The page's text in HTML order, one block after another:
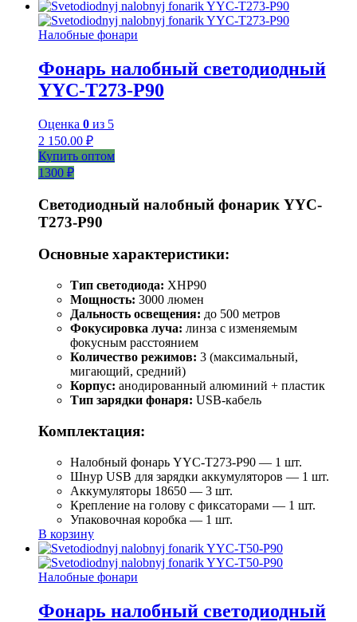
Налобные фонари
Фонарь налобный светодиодный
YYC-T273-P90
Оценка 0 из 5
2 150.00 ₽
Купить оптом
1300 ₽
Светодиодный налобный фонарик YYC-
T273-P90
Основные характеристики:
Тип светодиода: XHP90
Мощность: 3000 люмен
Дальность освещения: до 500 метров
Фокусировка луча: линза с изменяемым
фокусным расстоянием
Количество режимов: 3 (максимальный,
мигающий, средний)
Корпус: анодированный алюминий + пластик
Тип зарядки фонаря: USB-кабель
Комплектация:
Налобный фонарь YYC-T273-P90 — 1 шт.
Шнур USB для зарядки аккумуляторов — 1 шт.
Аккумуляторы 18650 — 3 шт.
Крепление на голову с фиксаторами — 1 шт.
Упаковочная коробка — 1 шт.
В корзину
Налобные фонари
Фонарь налобный светодиодный